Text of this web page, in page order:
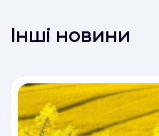
Інші новини